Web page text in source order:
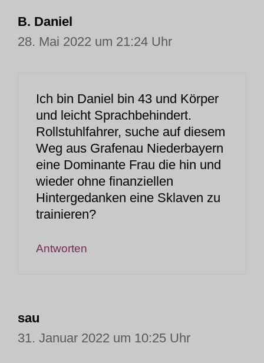
B. Daniel
28. Mai 2022 um 21:24 Uhr
Ich bin Daniel bin 43 und Körper
und leicht Sprachbehindert.
Rollstuhlfahrer, suche auf diesem
Weg aus Grafenau Niederbayern
eine Dominante Frau die hin und
wieder ohne finanziellen
Hintergedanken eine Sklaven zu
trainieren?
Antworten
sau
31. Januar 2022 um 10:25 Uhr